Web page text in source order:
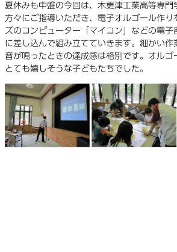
夏休みも中盤の今回は、木更津工業高等専門
方々にご指導いただき、電子オルゴール作り
ズのコンピューター「マイコン」などの電子
に差し込んで組み立てていきます。細かい作
音が鳴ったときの達成感は格別です。オルゴ
とても嬉しそうな子どもたちでした。